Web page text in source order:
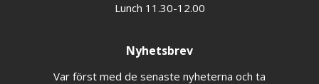
Lunch 11.30-12.00
Nyhetsbrev
Var först med de senaste nyheterna och ta